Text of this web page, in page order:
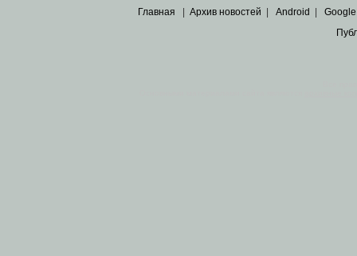
Главная Архив новостей Android Google